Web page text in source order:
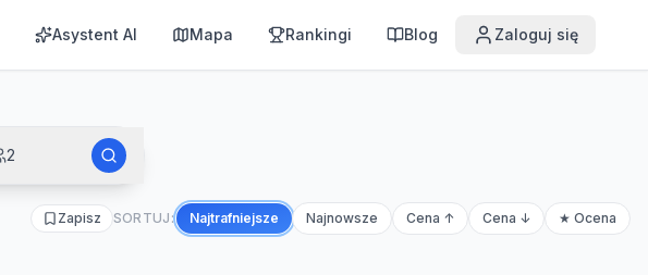
Asystent AI Mapa Rankingi Blog Zaloguj się
2
Zapisz SORTUJ: Najtrafniejsze Najnowsze Cena ↑ Cena ↓ ★ Ocena